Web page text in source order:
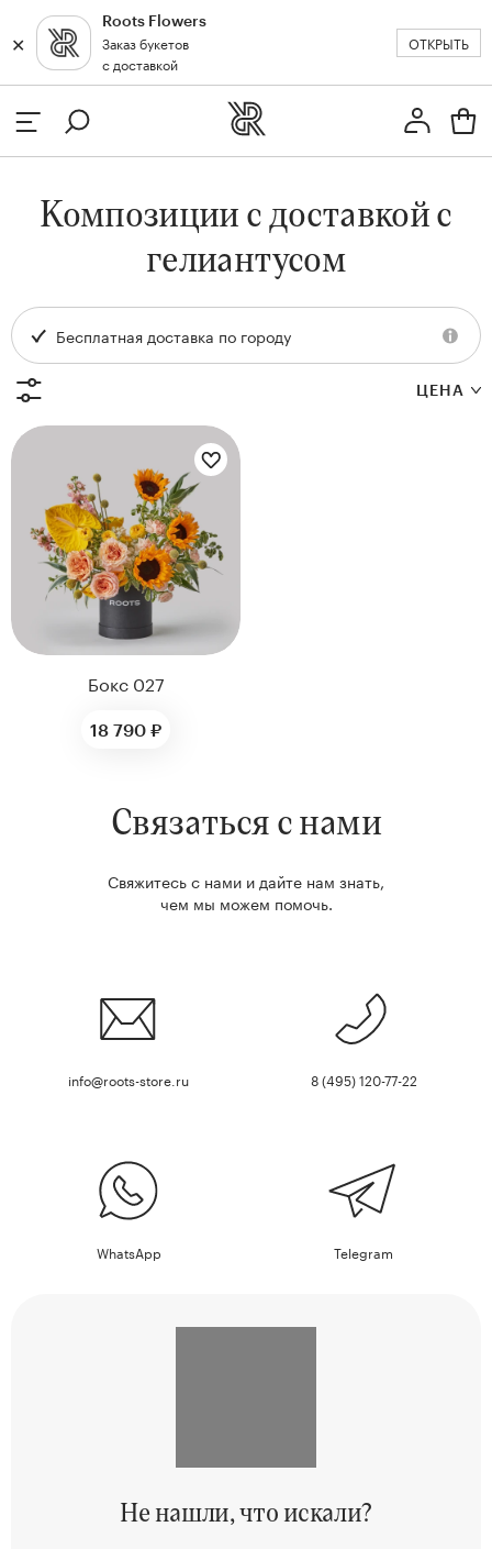
✕
Roots Flowers
Заказ букетов
с доставкой
ОТКРЫТЬ
Профиль
Вход или регистрация
Москва
✕
Композиции с доставкой с
гелиантусом
Бесплатная доставка по городу
ЦЕНА
Цветы букета:
Бокс 027
18 790 ₽
Связаться с нами
Свяжитесь с нами и дайте нам знать,
чем мы можем помочь.
info@roots-store.ru 8 (495) 120-77-22
WhatsApp Telegram
Не нашли,что искали?